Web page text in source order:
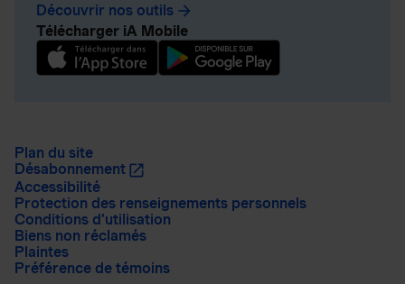
Découvrir nos outils arrow_forward
Télécharger iA Mobile
Plan du site
Désabonnement
Accessibilité
Protection des renseignements personnels
Conditions d’utilisation
Biens non réclamés
Plaintes
Préférence de témoins